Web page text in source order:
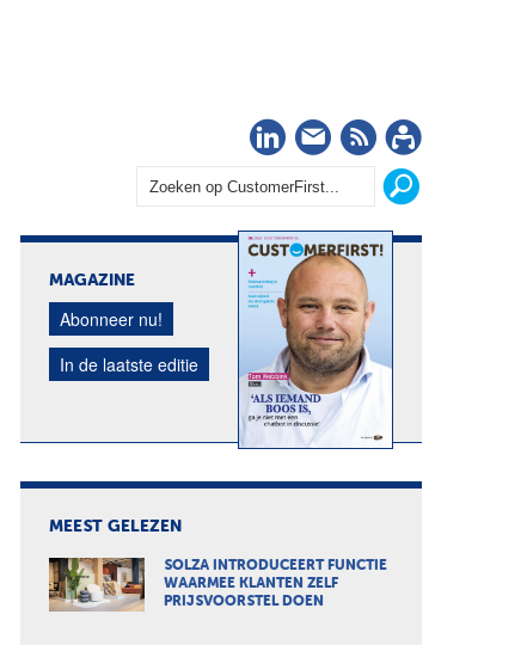
LinkedIn
Nieuwsbrief
RSS
MAGAZINE
Abonneer nu!
In de laatste editie
MEEST GELEZEN
SOLZA INTRODUCEERT FUNCTIE
WAARMEE KLANTEN ZELF
PRIJSVOORSTEL DOEN